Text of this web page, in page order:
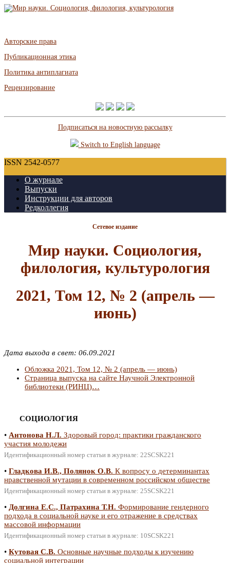
Авторские права
Публикационная этика
Политика антиплагиата
Рецензирование
Подписаться на новостную рассылку
Switch to English language
ISSN 2542-0577
О журнале
Выпуски
Инструкции для авторов
Редколлегия
Сетевое издание
Мир науки. Социология,
филология, культурология
2021, Том 12, № 2 (апрель —
июнь)
Дата выхода в свет: 06.09.2021
Обложка 2021, Том 12, № 2 (апрель — июнь)
Страница выпуска на сайте Научной Электронной
библиотеки (РИНЦ)…
СОЦИОЛОГИЯ
• Антонова Н.Л. Здоровый город: практики гражданского
участия молодежи
Идентификационный номер статьи в журнале: 22SCSK221
• Гладкова И.В., Полянок О.В. К вопросу о детерминантах
нравственной мутации в современном российском обществе
Идентификационный номер статьи в журнале: 25SCSK221
• Долгина Е.С., Патрахина Т.Н. Формирование гендерного
подхода в социальной науке и его отражение в средствах
массовой информации
Идентификационный номер статьи в журнале: 10SCSK221
• Кутовая С.В. Основные научные подходы к изучению
социальной интеграции